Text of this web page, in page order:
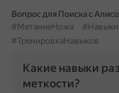
Вопрос для Поиска с
#МетаниеНожа
#Навыки
#ТренировкаНавыков
Какие навыки
меткости?